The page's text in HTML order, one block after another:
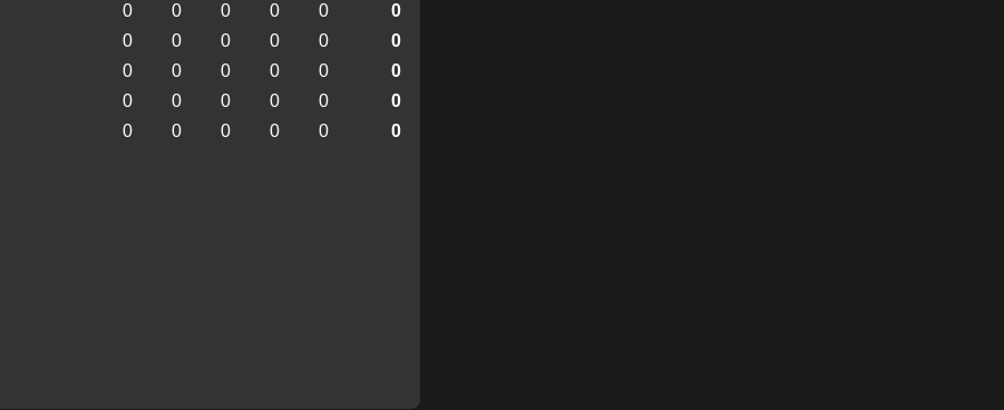
0 0 0 0 0 0
0 0 0 0 0 0
0 0 0 0 0 0
0 0 0 0 0 0
0 0 0 0 0 0